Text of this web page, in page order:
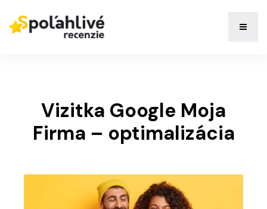
Vizitka Google Moja
Firma – optimalizácia